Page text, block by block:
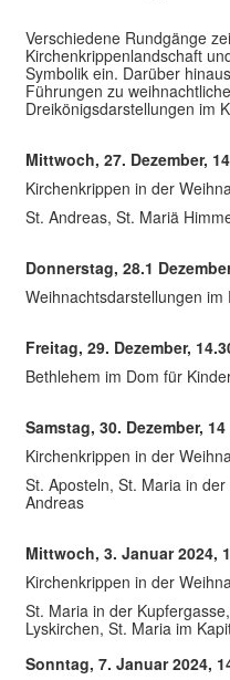
Verschiedene Rundgänge
Kirchenkrippenlandschaft
Symbolik ein. Darüber
Führungen zu
Dreikönigsdarstellungen im
Mittwoch, 27. Dezember,
Kirchenkrippen in der
St. Andreas, St. Mariä
Donnerstag, 28.1
Weihnachtsdarstellungen im
Freitag, 29. Dezember,
Bethlehem im Dom für
Samstag, 30. Dezember,
Kirchenkrippen in der
St. Aposteln, St. Maria in
Andreas
Mittwoch, 3. Januar 2024,
Kirchenkrippen in der
St. Maria in der
Lyskirchen, St. Maria im
Sonntag, 7. Januar 2024,